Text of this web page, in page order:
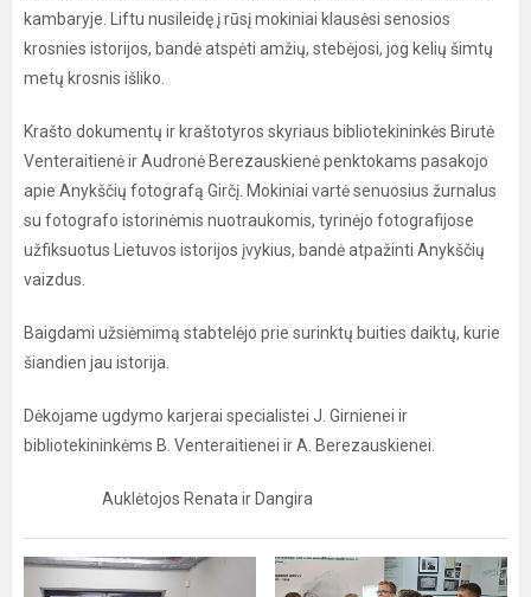
kambaryje. Liftu nusileidę į rūsį mokiniai klausėsi senosios
krosnies istorijos, bandė atspėti amžių, stebėjosi, jog kelių šimtų
metų krosnis išliko.
Krašto dokumentų ir kraštotyros skyriaus bibliotekininkės Birutė
Venteraitienė ir Audronė Berezauskienė penktokams pasakojo
apie Anykščių fotografą Girčį. Mokiniai vartė senuosius žurnalus
su fotografo istorinėmis nuotraukomis, tyrinėjo fotografijose
užfiksuotus Lietuvos istorijos įvykius, bandė atpažinti Anykščių
vaizdus.
Baigdami užsiėmimą stabtelėjo prie surinktų buities daiktų, kurie
šiandien jau istorija.
Dėkojame ugdymo karjerai specialistei J. Girnienei ir
bibliotekininkėms B. Venteraitienei ir A. Berezauskienei.
Auklėtojos Renata ir Dangira